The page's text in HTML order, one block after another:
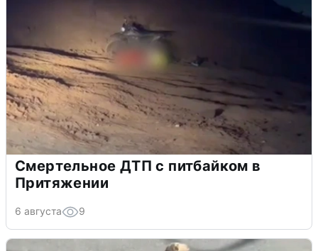
Смертельное ДТП с питбайком в
Притяжении
6 августа 9